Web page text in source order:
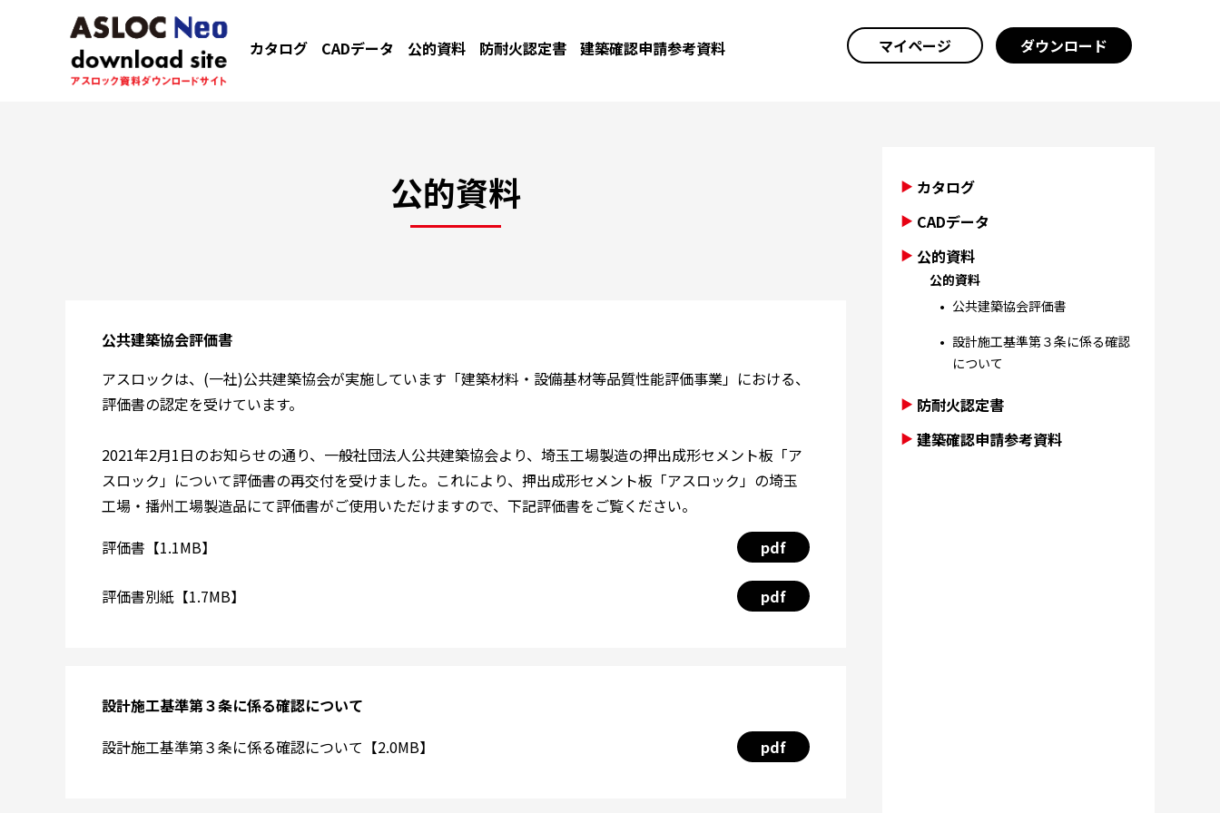
カタログ CADデータ 公的資料 防耐火認定書 建築確認申請参考資料 マイページ ダウンロード
公的資料
公共建築協会評価書
アスロックは、(一社)公共建築協会が実施しています「建築材料・設備基材等品質性能評価事業」における、
評価書の認定を受けています。
2021年2月1日のお知らせの通り、一般社団法人公共建築協会より、埼玉工場製造の押出成形セメント板「ア
スロック」について評価書の再交付を受けました。これにより、押出成形セメント板「アスロック」の埼玉
工場・播州工場製造品にて評価書がご使用いただけますので、下記評価書をご覧ください。
評価書【1.1MB】
pdf
評価書別紙【1.7MB】 pdf
設計施工基準第３条に係る確認について
設計施工基準第３条に係る確認について【2.0MB】
pdf
カタログ
CADデータ
公的資料
公的資料
公共建築協会評価書
設計施工基準第３条に係る確認
について
防耐火認定書
建築確認申請参考資料